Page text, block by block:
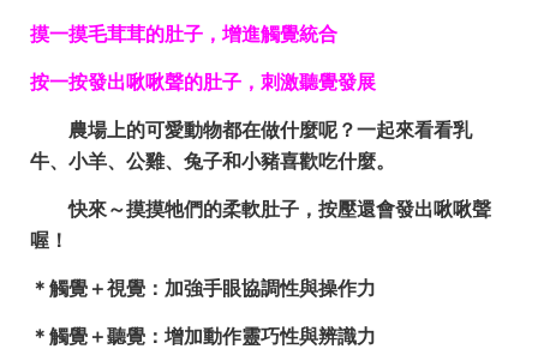
摸一摸毛茸茸的肚子，增進觸覺統合
按一按發出啾啾聲的肚子，刺激聽覺發展
農場上的可愛動物都在做什麼呢？一起來看看乳
牛、小羊、公雞、兔子和小豬喜歡吃什麼。
快來～摸摸牠們的柔軟肚子，按壓還會發出啾啾聲
喔！
＊ 觸覺＋視覺 ：加強手眼協調性與操作力
＊ 觸覺＋聽覺 ：增加動作靈巧性與辨識力